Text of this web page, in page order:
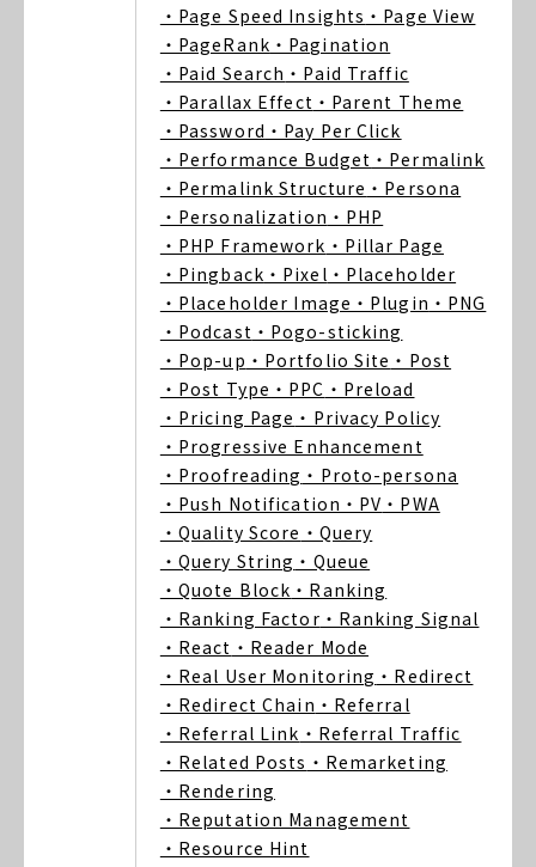
・Page Speed Insights ・Page View
・PageRank ・Pagination
・Paid Search ・Paid Traffic
・Parallax Effect ・Parent Theme
・Password ・Pay Per Click
・Performance Budget ・Permalink
・Permalink Structure ・Persona
・Personalization ・PHP
・PHP Framework ・Pillar Page
・Pingback ・Pixel ・Placeholder
・Placeholder Image ・Plugin ・PNG
・Podcast ・Pogo-sticking
・Pop-up ・Portfolio Site ・Post
・Post Type ・PPC ・Preload
・Pricing Page ・Privacy Policy
・Progressive Enhancement
・Proofreading ・Proto-persona
・Push Notification ・PV ・PWA
・Quality Score ・Query
・Query String ・Queue
・Quote Block ・Ranking
・Ranking Factor ・Ranking Signal
・React ・Reader Mode
・Real User Monitoring ・Redirect
・Redirect Chain ・Referral
・Referral Link ・Referral Traffic
・Related Posts ・Remarketing
・Rendering
・Reputation Management
・Resource Hint